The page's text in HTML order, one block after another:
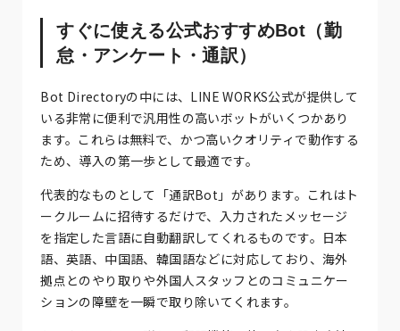
すぐに使える公式おすすめBot（勤
怠・アンケート・通訳）
Bot Directoryの中には、LINE WORKS公式が提供して
いる非常に便利で汎用性の高いボットがいくつかあり
ます。これらは無料で、かつ高いクオリティで動作する
ため、導入の第一歩として最適です。
代表的なものとして「通訳Bot」があります。これはト
ークルームに招待するだけで、入力されたメッセージ
を指定した言語に自動翻訳してくれるものです。日本
語、英語、中国語、韓国語などに対応しており、海外
拠点とのやり取りや外国人スタッフとのコミュニケー
ションの障壁を一瞬で取り除いてくれます。